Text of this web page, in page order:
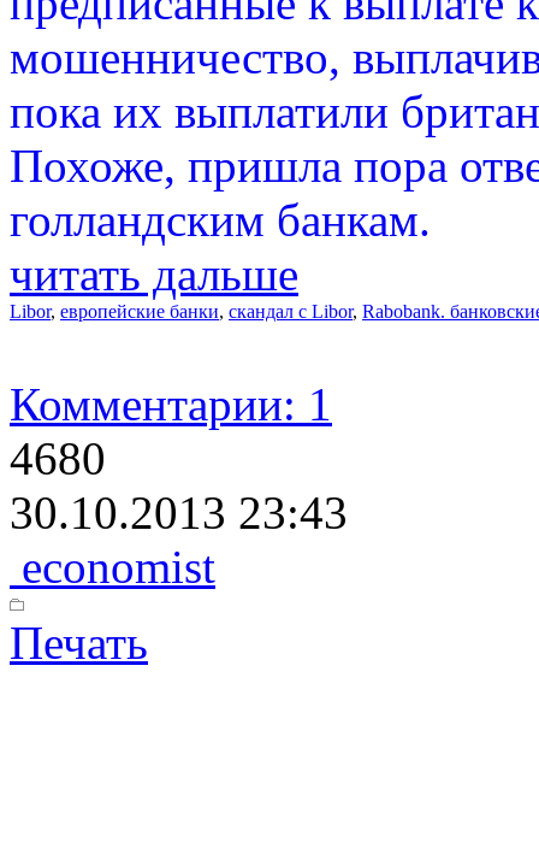
мошенничество,
пока их выплатили
Похоже, пришла пора
голландским банкам.
читать дальше
Libor, европейские банки, скандал с Libor, Rabobank.
Комментарии: 1
4680
30.10.2013 23:43
economist
Печать